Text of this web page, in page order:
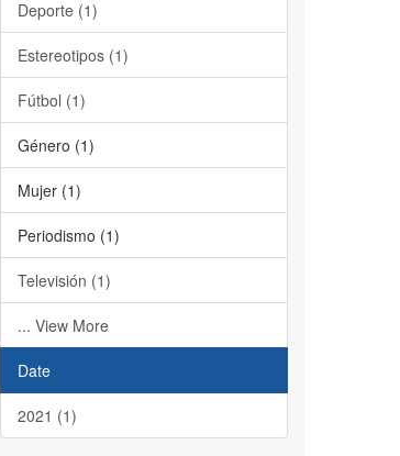
Deporte (1)
Estereotipos (1)
Fútbol (1)
Género (1)
Mujer (1)
Periodismo (1)
Televisión (1)
... View More
Date
2021 (1)